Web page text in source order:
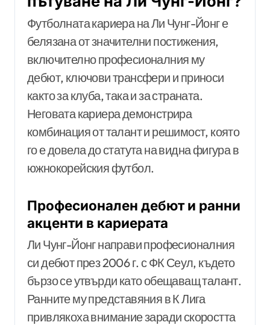
Футболната кариера на Ли Чунг-Йонг е
белязана от значителни постижения,
включително професионалния му
дебют, ключови трансфери и приноси
както за клуба, така и за страната.
Неговата кариера демонстрира
комбинация от талант и решимост, която
го е довела до статута на видна фигура в
южнокорейския футбол.
Професионален дебют и ранни
акценти в кариерата
Ли Чунг-Йонг направи професионалния
си дебют през 2006 г. с ФК Сеул, където
бързо се утвърди като обещаващ талант.
Ранните му представяния в К Лига
привлякоха внимание заради скоростта